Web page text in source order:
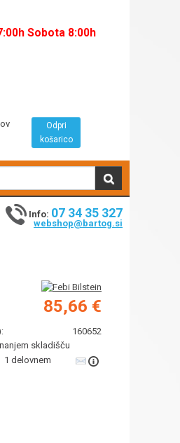
Sobota 8:00h
Odpri
košarico
Info: 07 34 35 327
webshop@bartog.si
85,66 €
160652
skladišču
1 delovnem